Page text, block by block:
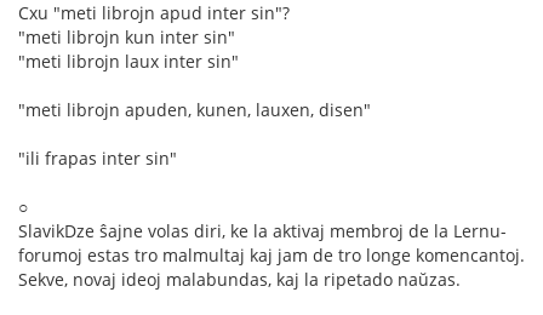
Cxu "meti librojn apud inter sin"?
"meti librojn kun inter sin"
"meti librojn laux inter sin"
"meti librojn apuden, kunen, lauxen, disen"
"ili frapas inter sin"
○
SlavikDze ŝajne volas diri, ke la aktivaj membroj de la Lernu-
forumoj estas tro malmultaj kaj jam de tro longe komencantoj.
Sekve, novaj ideoj malabundas, kaj la ripetado naŭzas.